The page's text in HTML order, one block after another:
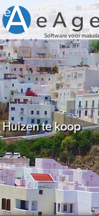
Software voor
Huizen te koop